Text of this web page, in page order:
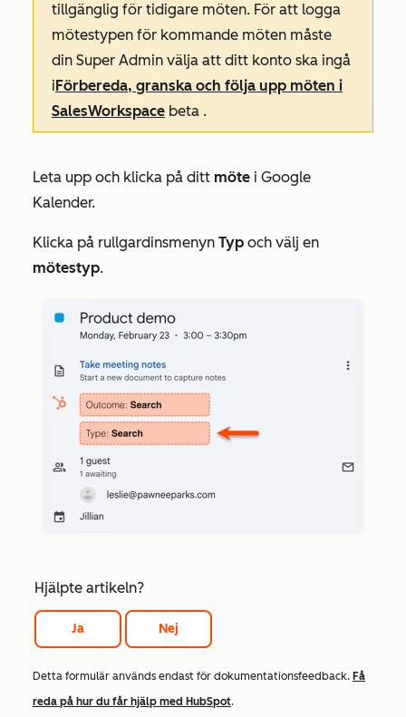
tillgänglig för tidigare möten. För att logga
mötestypen för kommande möten måste
din Super Admin välja att ditt konto ska ingå
i Förbereda, granska och följa upp möten i
SalesWorkspace beta .
Leta upp och klicka på ditt möte i Google
Kalender.
Klicka på rullgardinsmenyn Typ och välj en
mötestyp.
Hjälpte artikeln?
Ja Nej
Detta formulär används endast för dokumentationsfeedback. Få
reda på hur du får hjälp med HubSpot.